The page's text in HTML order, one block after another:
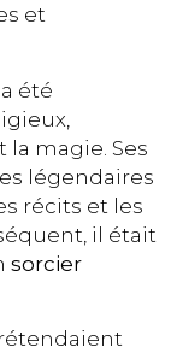
et
été
magie. Ses
légendaires
récits et les
il était
sorcier